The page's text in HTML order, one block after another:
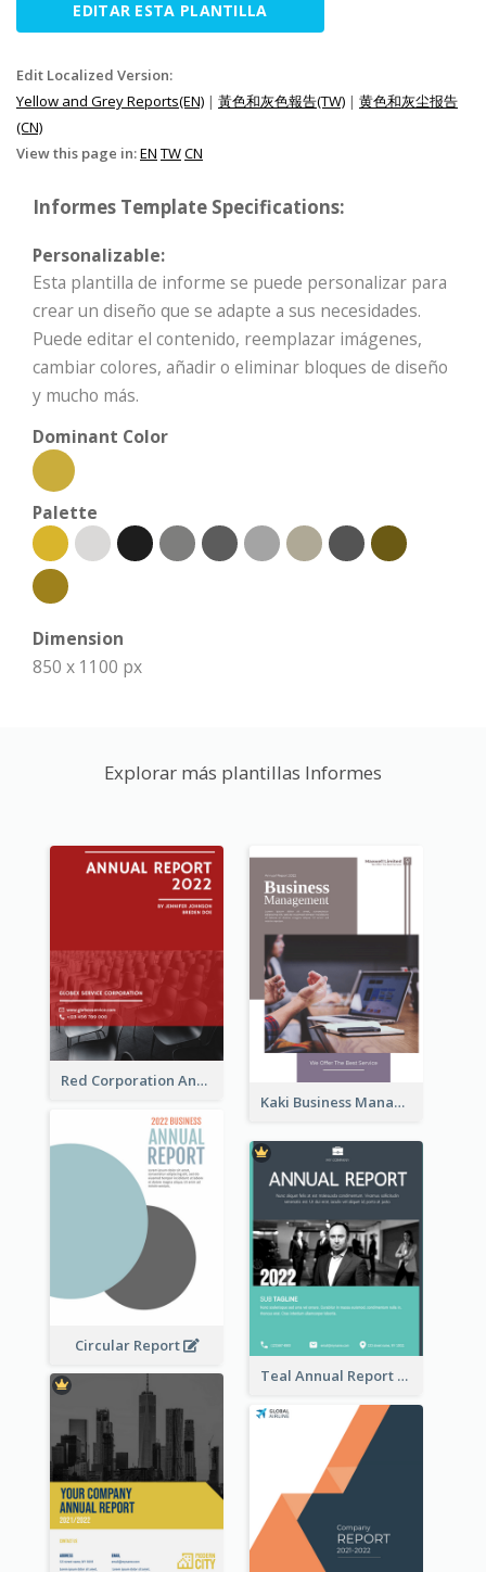
EDITAR ESTA PLANTILLA
Edit Localized Version:
Yellow and Grey Reports(EN) | 黃色和灰色報告(TW) | 黄色和灰尘报告
(CN)
View this page in:EN TWCN
Informes Template Specifications:
Personalizable:
Esta plantilla de informe se puede personalizar para
crear un diseño que se adapte a sus necesidades.
Puede editar el contenido, reemplazar imágenes,
cambiar colores, añadir o eliminar bloques de diseño
y mucho más.
Dominant Color
Palette
Dimension
850 x 1100 px
Explorar más plantillas Informes
Red Corporation Annual Report
Kaki Business Management Reports
Circular Report
Teal Annual Report